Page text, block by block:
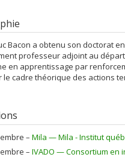
Bacon a obtenu son doctorat
professeur adjoint au
en apprentissage par
le cadre théorique des actions
– Mila — Mila - Institut
– IVADO — Consortium en